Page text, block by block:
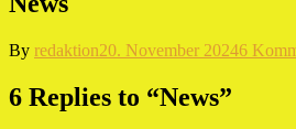
By redaktion20. November 20246
6 Replies to “News”